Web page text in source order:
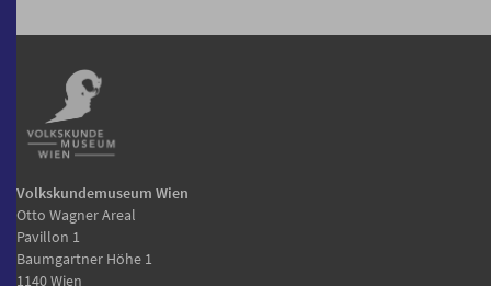
Volkskundemuseum Wien
Otto Wagner Areal
Pavillon 1
Baumgartner Höhe 1
1140 Wien